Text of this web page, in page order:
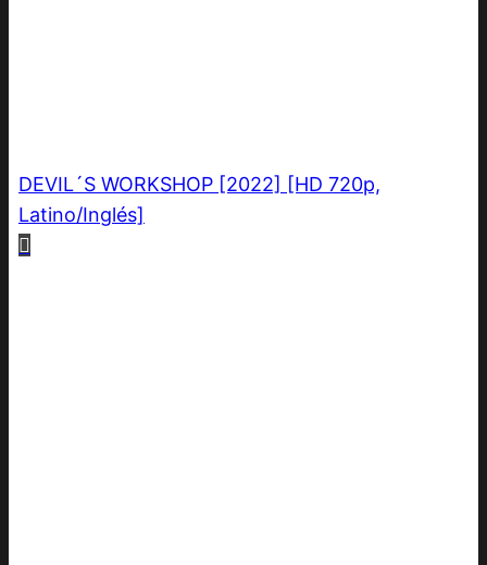
DEVIL´S WORKSHOP [2022] [HD 720p,
Latino/Inglés]